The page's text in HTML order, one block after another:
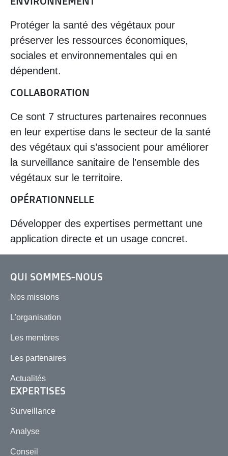
Protéger la santé des végétaux pour
préserver les ressources économiques,
sociales et environnementales qui en
dépendent.
COLLABORATION
Ce sont 7 structures partenaires reconnues
en leur expertise dans le secteur de la santé
des végétaux qui s’associent pour améliorer
la surveillance sanitaire de l’ensemble des
végétaux sur le territoire.
OPÉRATIONNELLE
Développer des expertises permettant une
application directe et un usage concret.
QUI SOMMES-NOUS
Nos missions
L'organisation
Les membres
Les partenaires
Actualités
EXPERTISES
Surveillance
Analyse
Conseil